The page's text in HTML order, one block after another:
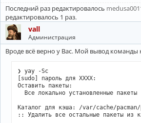
Последний раз редактировалось
редактировалось 1 раз.
vall
Администрация
Вроде всё верно у Вас. Мой вывод команды
❯ yay -Sc
[sudo] пароль для XXXX:
Оставить пакеты:
  Все локально установленные пакеты
Каталог для кэша: /var/cache/
:: Удалить все остальные пакеты из